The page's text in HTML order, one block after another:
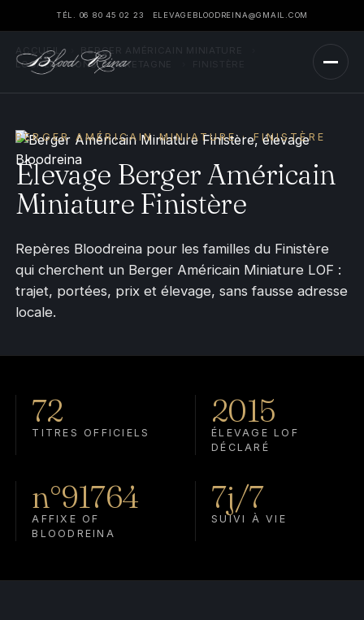
TÉL. 06 80 45 02 23 ELEVAGEBLOODREINA@GMAIL.COM
ACCUEIL BERGER AMÉRICAIN MINIATURE
LOCALISATIONS
› BRETAGNE
BERGER AMÉRICAIN MINIATURE · FINISTÈRE
Élevage Berger Américain
Miniature Finistère
Repères Bloodreina pour les familles du Finistère
qui cherchent un Berger Américain Miniature LOF :
trajet, portées, prix et élevage, sans fausse adresse
locale.
72
TITRES OFFICIELS
2015
ÉLEVAGE LOF
DÉCLARÉ
n°91764
AFFIXE OF
BLOODREINA
7j/7
SUIVI À VIE